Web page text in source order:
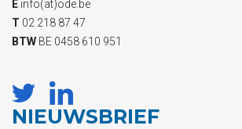
E info(at)ode.be
T 02 218 87 47
BTW BE 0458 610 951
NIEUWSBRIEF